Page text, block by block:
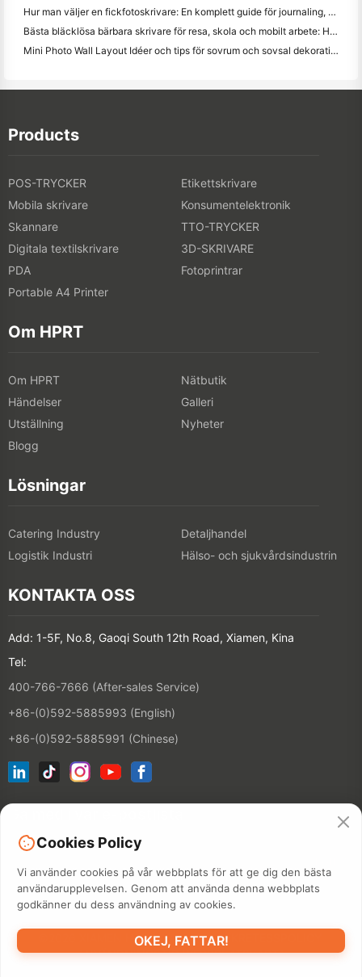
Hur man väljer en fickfotoskrivare: En komplett guide för journaling, resor och iPhone-användare
Bästa bläcklösa bärbara skrivare för resa, skola och mobilt arbete: Hanin MT620 Pro Review
Mini Photo Wall Layout Idéer och tips för sovrum och sovsal dekoration
Products
POS-TRYCKER
Etikettskrivare
Mobila skrivare
Konsumentelektronik
Skannare
TTO-TRYCKER
Digitala textilskrivare
3D-SKRIVARE
PDA
Fotoprintrar
Portable A4 Printer
Om HPRT
Om HPRT
Nätbutik
Händelser
Galleri
Utställning
Nyheter
Blogg
Lösningar
Catering Industry
Detaljhandel
Logistik Industri
Hälso- och sjukvårdsindustrin
KONTAKTA OSS
Add: 1-5F, No.8, Gaoqi South 12th Road, Xiamen, Kina
Tel:
400-766-7666 (After-sales Service)
+86-(0)592-5885993 (English)
+86-(0)592-5885991 (Chinese)
©2026 XIAMEN HANIN CO., LTD.SEKRETESSPOLICY
ANVÄNDNINGSTID WEBBPLATSKARTA
Cookies Policy
Vi använder cookies på vår webbplats för att ge dig den bästa
användarupplevelsen. Genom att använda denna webbplats
godkänner du dess användning av cookies.
OKEJ, FATTAR!